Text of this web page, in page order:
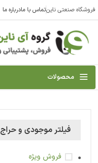
فروشگاه صنعتی ناینتماس با مادرباره ما
محصولات
فیلتر موجودی و حراج
فروش ویژه